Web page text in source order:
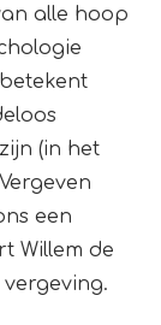
alle hoop
(in het
een
Willem de